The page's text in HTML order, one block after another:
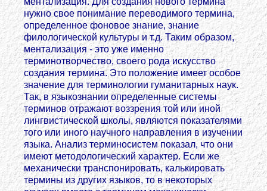
нужно свое понимание переводимого термина,
определенное фоновое знание, знание
филологической культуры и т.д. Таким образом,
ментализация - это уже именно
терминотворчество, своего рода искусство
создания термина. Это положение имеет особое
значение для терминологии гуманитарных наук.
Так, в языкознании определенные системы
терминов отражают воззрения той или иной
лингвистической школы, являются показателями
того или иного научного направления в изучении
языка. Анализ терминосистем показал, что они
имеют методологический характер. Если же
механически транспонировать, калькировать
термины из других языков, то в некоторых